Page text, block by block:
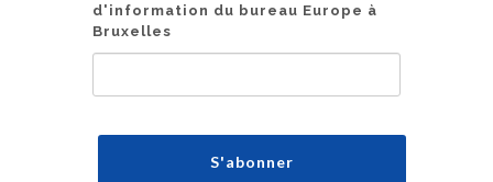
d'information du bureau Europe à
Bruxelles